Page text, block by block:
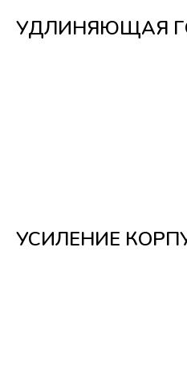
УДЛИНЯЮЩАЯ
УСИЛЕНИЕ